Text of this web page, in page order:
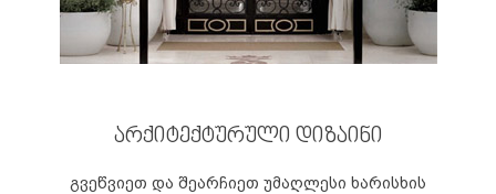
არქიტექტურული დიზაინი
გვეწვიეთ და შეარჩიეთ უმაღლესი ხარისხის